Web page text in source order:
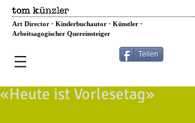
Teilen
Art Director · Kinderbuchautor · Künstler ·
Arbeitsagogischer Quereinsteiger
«Heute ist Vorlesetag»